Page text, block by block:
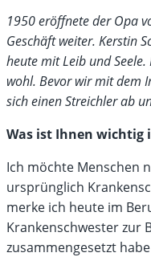
1950 eröffnete der Opa
Geschäft weiter. Kerstin
heute mit Leib und
wohl. Bevor wir mit dem
sich einen Streichler ab
Was ist Ihnen wichtig
Ich möchte Menschen
ursprünglich
merke ich heute im
Krankenschwester zur
zusammengesetzt